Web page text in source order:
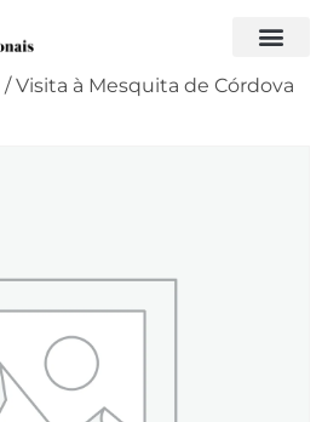
/ Visita à Mesquita de Córdova